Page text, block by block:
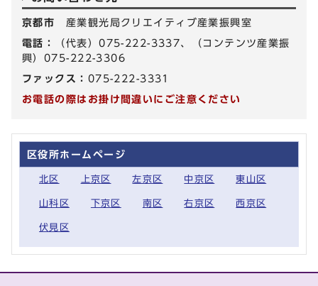
京都市 産業観光局クリエイティブ産業振興室
電話：
（代表）075-222-3337、（コンテンツ産業振
興）075-222-3306
ファックス： 075-222-3331
お電話の際はお掛け間違いにご注意ください
区役所ホームページ
北区 上京区 左京区 中京区 東山区
山科区 下京区 南区 右京区 西京区
伏見区